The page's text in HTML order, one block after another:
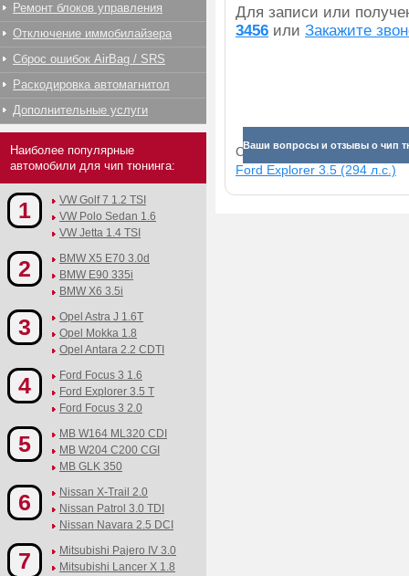
Для записи или
3456 или Закажите
Ваши вопросы и отзывы о чип
Смотрите прибавки для
Ford Explorer 3.5 (294 л.с.)
Ремонт блоков управления
Отключение иммобилайзера
Сброс ошибок AirBag / SRS
Раскодировка автомагнитол
Дополнительные услуги
Наиболее популярные
автомобили для чип тюнинга:
1
VW Golf 7 1.2 TSI
VW Polo Sedan 1.6
VW Jetta 1.4 TSI
2
BMW X5 E70 3.0d
BMW E90 335i
BMW X6 3.5i
3
Opel Astra J 1.6T
Opel Mokka 1.8
Opel Antara 2.2 CDTI
4
Ford Focus 3 1.6
Ford Explorer 3.5 T
Ford Focus 3 2.0
5
MB W164 ML320 CDI
MB W204 C200 CGI
MB GLK 350
6
Nissan X-Trail 2.0
Nissan Patrol 3.0 TDI
Nissan Navara 2.5 DCI
7
Mitsubishi Pajero IV 3.0
Mitsubishi Lancer X 1.8